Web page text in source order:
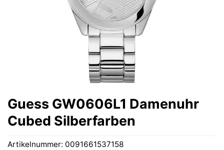
Guess GW0606L1 Damenuhr
Cubed Silberfarben
Artikelnummer: 0091661537158